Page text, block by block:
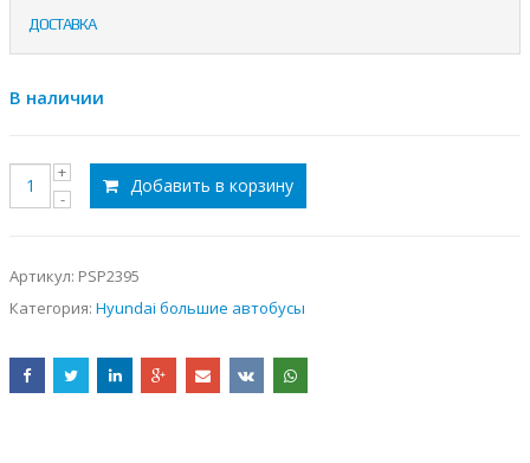
ДОСТАВКА
В наличии
Добавить в корзину
Артикул: PSP2395
Категория: Hyundai большие автобусы